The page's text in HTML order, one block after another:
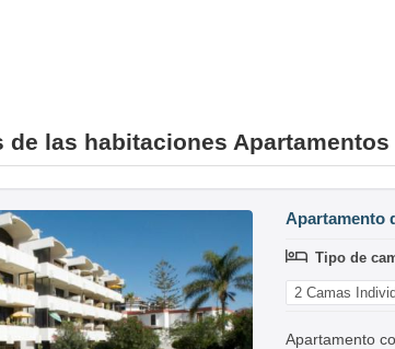
de las habitaciones
Apartamento
Tipo de
2 Camas
Apartamento